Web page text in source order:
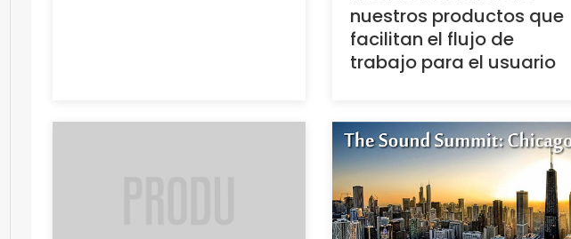
nuestros productos que
facilitan el flujo de
trabajo para el usuario